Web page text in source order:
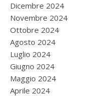
Dicembre 2024
Novembre 2024
Ottobre 2024
Agosto 2024
Luglio 2024
Giugno 2024
Maggio 2024
Aprile 2024